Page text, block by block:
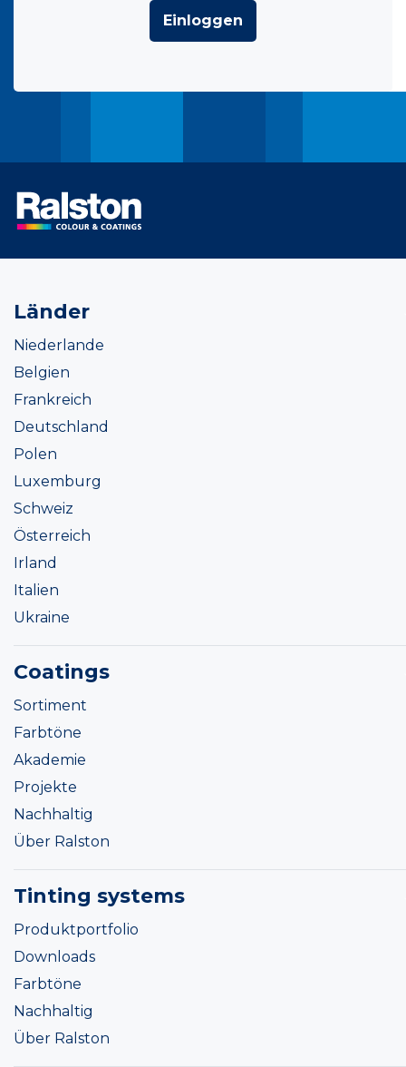
Einloggen
Länder
Niederlande
Belgien
Frankreich
Deutschland
Polen
Luxemburg
Schweiz
Österreich
Irland
Italien
Ukraine
Coatings
Sortiment
Farbtöne
Akademie
Projekte
Nachhaltig
Über Ralston
Tinting systems
Produktportfolio
Downloads
Farbtöne
Nachhaltig
Über Ralston